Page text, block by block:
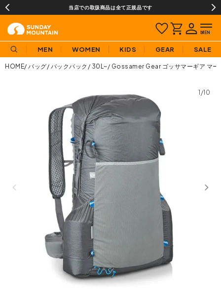
当店での取扱商品は全て正規品です
MEN WOMEN KIDS GEAR SALE
HOME バッグ バックパック 30L~ Gossamer Gear ゴッサマーギア マー
1/10